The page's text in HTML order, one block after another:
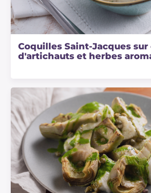
Coquilles Saint-Jacques sur
d'artichauts et herbes